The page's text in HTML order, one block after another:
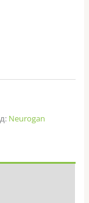
Neurogan